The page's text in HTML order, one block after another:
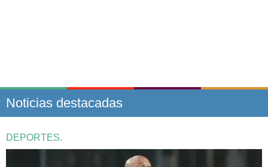
Noticias destacadas
DEPORTES.